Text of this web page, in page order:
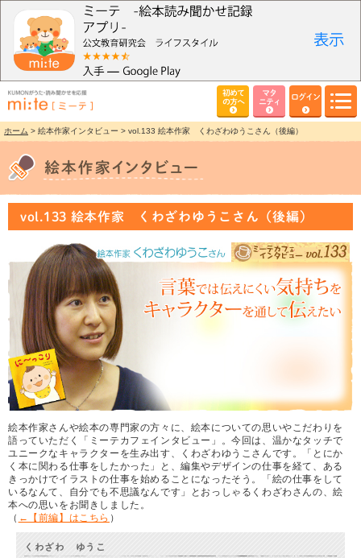
初めて
の方へ
マタ
ニティ
ログイン
ホーム > 絵本作家インタビュー > vol.133 絵本作家 くわざわゆうこさん（後編）
vol.133 絵本作家 くわざわゆうこさん（後編）
絵本作家さんや絵本の専門家の方々に、絵本についての思いやこだわりを
語っていただく「ミーテカフェインタビュー」。今回は、温かなタッチで
ユニークなキャラクターを生み出す、くわざわゆうこさんです。「とにか
く本に関わる仕事をしたかった」と、編集やデザインの仕事を経て、ある
きっかけでイラストの仕事を始めることになったそう。「絵の仕事をして
いるなんて、自分でも不思議なんです」とおっしゃるくわざわさんの、絵
本への思いをお聞きしました。
（ ←【前編】はこちら ）
くわざわ ゆうこ